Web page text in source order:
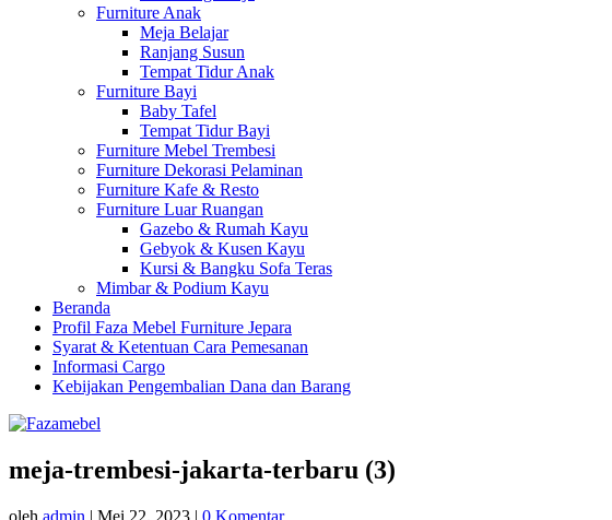
Furniture Anak
Meja Belajar
Ranjang Susun
Tempat Tidur Anak
Furniture Bayi
Baby Tafel
Tempat Tidur Bayi
Furniture Mebel Trembesi
Furniture Dekorasi Pelaminan
Furniture Kafe & Resto
Furniture Luar Ruangan
Gazebo & Rumah Kayu
Gebyok & Kusen Kayu
Kursi & Bangku Sofa Teras
Mimbar & Podium Kayu
Beranda
Profil Faza Mebel Furniture Jepara
Syarat & Ketentuan Cara Pemesanan
Informasi Cargo
Kebijakan Pengembalian Dana dan Barang
meja-trembesi-jakarta-terbaru (3)
oleh admin | Mei 22, 2023 | 0 Komentar